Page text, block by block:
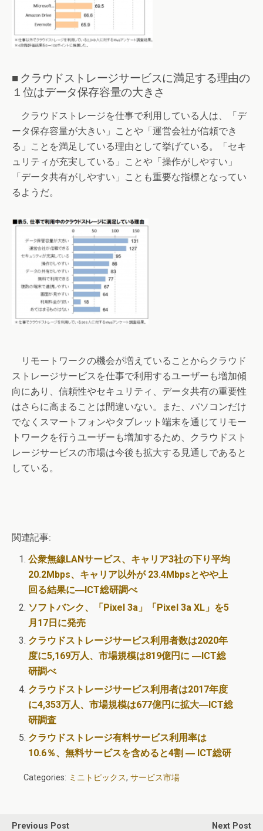
■ クラウドストレージサービスに満足する理由の
１位はデータ保存容量の大きさ
クラウドストレージを仕事で利用している人は、「デ
ータ保存容量が大きい」ことや「運営会社が信頼でき
る」ことを満足している理由として挙げている。「セキ
ュリティが充実している」ことや「操作がしやすい」
「データ共有がしやすい」ことも重要な指標となってい
るようだ。
リモートワークの機会が増えていることからクラウド
ストレージサービスを仕事で利用するユーザーも増加傾
向にあり、信頼性やセキュリティ、データ共有の重要性
はさらに高まることは間違いない。また、パソコンだけ
でなくスマートフォンやタブレット端末を通じてリモー
トワークを行うユーザーも増加するため、クラウドスト
レージサービスの市場は今後も拡大する見通しであると
している。
関連記事:
公衆無線LANサービス、キャリア3社の下り平均
20.2Mbps、キャリア以外が 23.4Mbpsとやや上
回る結果に―ICT総研調べ
ソフトバンク、「Pixel 3a」「Pixel 3a XL」を5
月17日に発売
クラウドストレージサービス利用者数は2020年
度に5,169万人、市場規模は819億円に ―ICT総
研調べ
クラウドストレージサービス利用者は2017年度
に4,353万人、市場規模は677億円に拡大―ICT総
研調査
クラウドストレージ有料サービス利用率は
10.6％、無料サービスを含めると4割 ― ICT総研
Categories: ミニトピックス, サービス市場
Previous Post Next Post